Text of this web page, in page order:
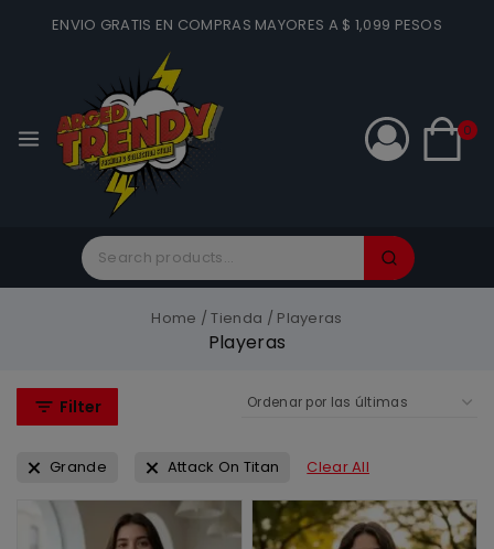
ENVIO GRATIS EN COMPRAS MAYORES A $ 1,099 PESOS
0
Home / Tienda / Playeras
Playeras
Filter
Grande Attack On Titan Clear All